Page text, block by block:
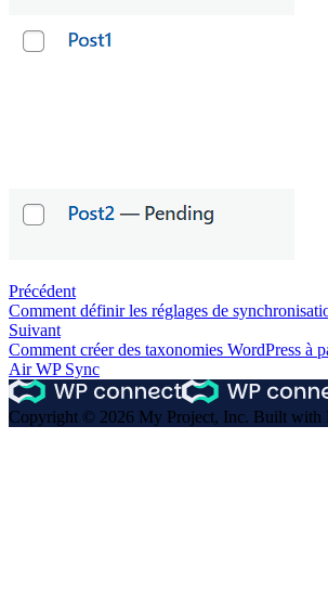
Précédent
Comment définir les réglages de
Suivant
Comment créer des taxonomies WordPress à
Air WP Sync
Copyright © 2026 My Project, Inc. Built with